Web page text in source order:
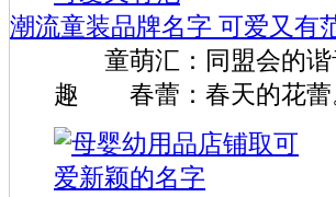
潮流童装品牌名字 可爱又有
童萌汇：同盟会的
趣 春蕾：春天的花